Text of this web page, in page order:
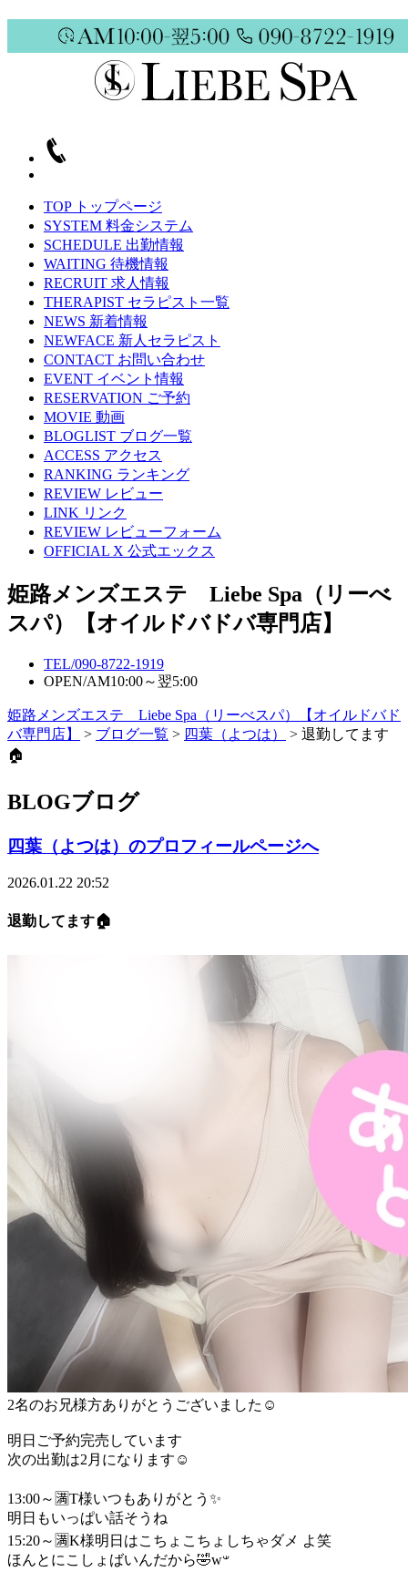
TOP トップページ
SYSTEM 料金システム
SCHEDULE 出勤情報
WAITING 待機情報
RECRUIT 求人情報
THERAPIST セラピスト一覧
NEWS 新着情報
NEWFACE 新人セラピスト
CONTACT お問い合わせ
EVENT イベント情報
RESERVATION ご予約
MOVIE 動画
BLOGLIST ブログ一覧
ACCESS アクセス
RANKING ランキング
REVIEW レビュー
LINK リンク
REVIEW レビューフォーム
OFFICIAL X 公式エックス
姫路メンズエステ Liebe Spa（リーべ
スパ）【オイルドバドバ専門店】
TEL/090-8722-1919
OPEN/AM10:00～翌5:00
姫路メンズエステ Liebe Spa（リーべスパ）【オイルドバド
バ専門店】
> ブログ一覧 > 四葉（よつは）
> 退勤してます
🏠
BLOGブログ
四葉（よつは）のプロフィールページへ
2026.01.22 20:52
退勤してます🏠
2名のお兄様方ありがとうございました☺️
明日ご予約完売しています
次の出勤は2月になります☺️
13:00～🈵T様いつもありがとう✨️
明日もいっぱい話そうね
15:20～🈵K様明日はこちょこちょしちゃダメ よ笑
ほんとにこしょばいんだから🤣w𐤔